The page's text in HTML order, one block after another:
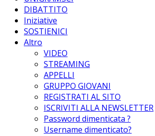
DIBATTITO
Iniziative
SOSTIENICI
Altro
VIDEO
STREAMING
APPELLI
GRUPPO GIOVANI
REGISTRATI AL SITO
ISCRIVITI ALLA NEWSLETTER
Password dimenticata ?
Username dimenticato?